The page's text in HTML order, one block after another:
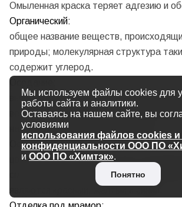
Омыленная краска теряет адгезию и
Органический:
общее название веществ,
природы; молекулярная структура
содержит углерод.
Оседание:
выпадение в осадок пигмента и
веществ в краске после долгое
накоплением осадка на дне банки.
Основные цвета:
цвета, которые не могут быть получены
смешивании других цветов. Основными
Мы используем файлы cookies для
работы сайта и аналитики.
Оставаясь на нашем сайте, вы
условиями
использования файлов cookies
конфиденциальности ООО ПО
и ООО ПО «Химтэк».
Понятно